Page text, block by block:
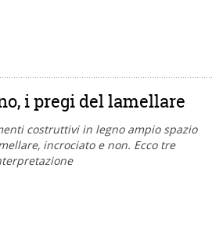
i pregi del lamellare
costruttivi in legno ampio spazio
incrociato e non. Ecco tre